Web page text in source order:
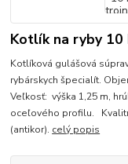
Kotlík na ryby 10
Kotlíková gulášová
rybárskych špecialít.
Veľkosť: výška 1,25 m,
oceľového profilu.
(antikor). celý popis